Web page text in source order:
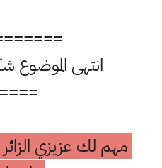
انتهى الموضوع
مهم لك عزيزي